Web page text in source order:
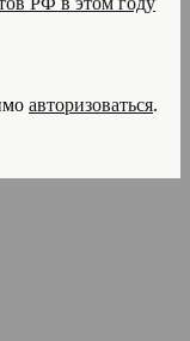
авторизоваться.